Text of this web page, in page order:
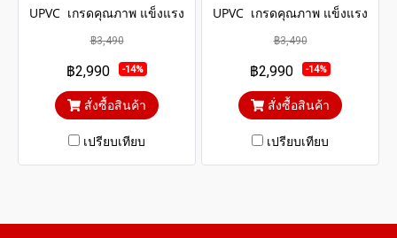
UPVC เกรดคุณภาพ แข็งแรง
ทนทาน มีอายุการใช้งาน
ภายในประตูเสริมเหล็กตัวยูและ
โครง WOOD UPVC
฿3,490
฿2,990 -14%
สั่งซื้อสินค้า
เปรียบเทียบ
UPVC เกรดคุณภาพ แข็งแรง
ทนทาน มีอายุการใช้งาน
ภายในประตูเสริมเหล็กตัวยูและ
โครง WOOD UPVC
฿3,490
฿2,990 -14%
สั่งซื้อสินค้า
เปรียบเทียบ